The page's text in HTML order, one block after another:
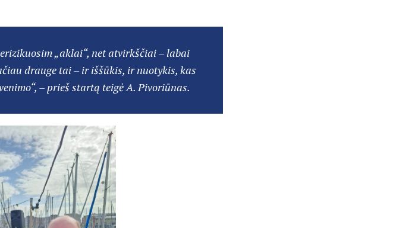
„aklai“, net atvirkščiai – labai
drauge tai – ir iššūkis, ir nuotykis, kas
– prieš startą teigė A. Pivoriūnas.